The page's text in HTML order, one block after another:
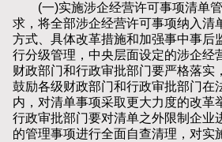
(一)实施涉企经营许可事项清单管
求，将全部涉企经营许可事项纳入清
方式、具体改革措施和加强事中事后
行分级管理，中央层面设定的涉企经
财政部门和行政审批部门要严格落实
鼓励各级财政部门和行政审批部门在
内，对清单事项采取更大力度的改革
行政审批部门要对清单之外限制企业
的管理事项进行全面自查清理，对实